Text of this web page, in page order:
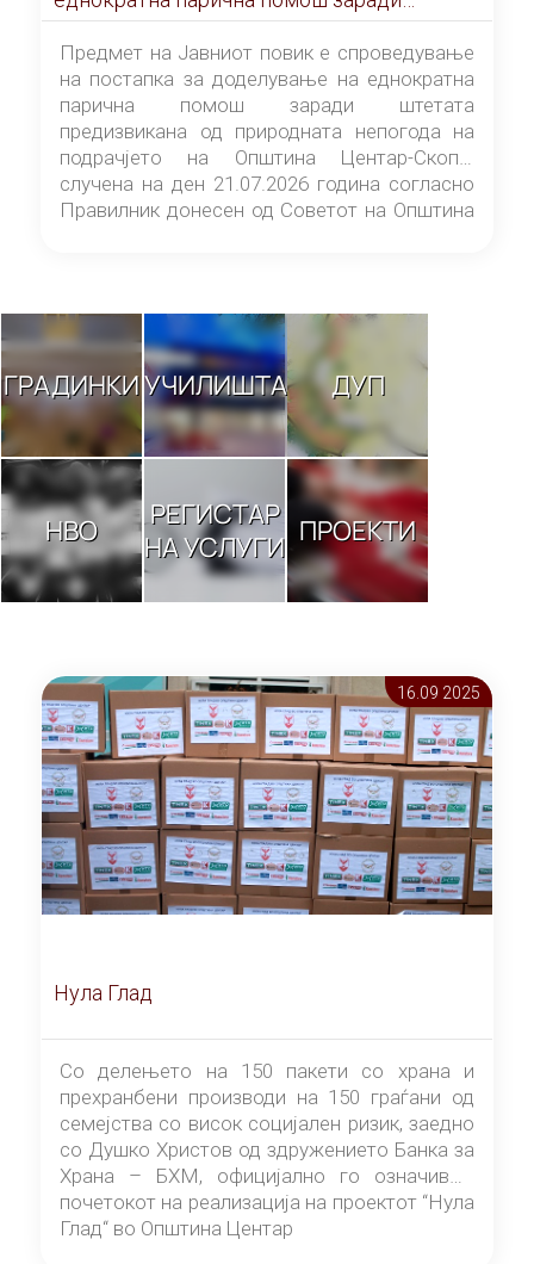
штетата предизвикана од природната
непогода на подрачјето на Општина
Центар-Скопје случена на ден 21.07.2026
година
Предмет на Јавниот повик е спроведување
на постапка за доделување на еднократна
парична помош заради штетата
предизвикана од природната непогода на
подрачјето на Општина Центар-Скопје
случена на ден 21.07.2026 година согласно
Правилник донесен од Советот на Општина
ГРАДИНКИУЧИЛИШТА ДУП
НВО
РЕГИСТАР
НА УСЛУГИ ПРОЕКТИ
16.09 2025
Нула Глад
Со делењето на 150 пакети со храна и
прехранбени производи на 150 граѓани од
семејства со висок социјален ризик, заедно
со Душко Христов од здружението Банка за
Храна – БХМ, официјално го означивме
почетокот на реализација на проектот “Нула
Глад“ во Општина Центар